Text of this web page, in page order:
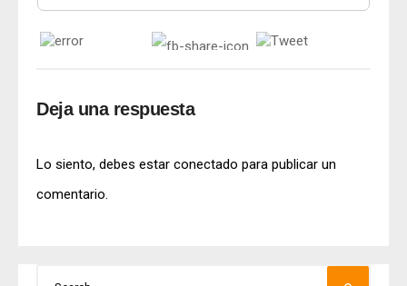
Deja una respuesta
Lo siento, debes estar conectado para publicar un
comentario.